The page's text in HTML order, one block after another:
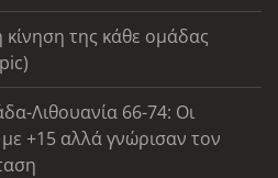
της κάθε ομάδας
Λιθουανία 66-74: Οι
+15 αλλά γνώρισαν τον